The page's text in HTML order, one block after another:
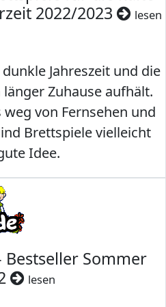
2022/2023
lesen
Jahreszeit und die
Zuhause aufhält.
von Fernsehen und
Brettspiele vielleicht
Idee.
Sommer
lesen